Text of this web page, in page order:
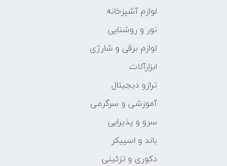
لوازم آشپزخانه
نور و روشنایی
لوازم برقی و شارژی
ابزارآلات
ترازو دیجیتال
آموزشی و سرگرمی
سرو و پذیرایی
باند و اسپیکر
دکوری و تزئینی